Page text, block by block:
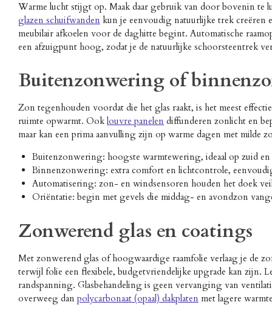
Warme lucht stijgt op. Maak daar gebruik van door bovenin te
glazen schuifwanden kun je eenvoudig natuurlijke trek creëren
meubilair afkoelen voor de daghitte begint. Automatische
een afzuigpunt hoog, zodat je de natuurlijke schoorsteentrek
Buitenzonwering of
Zon tegenhouden voordat die het glas raakt, is het meest
ruimte opwarmt. Ook louvre panelen diffunderen zonlicht en
maar kan een prima aanvulling zijn op warme dagen met
Buitenzonwering: hoogste warmtewering, ideaal op zuid en
Binnenzonwering: extra comfort en lichtcontrole,
Automatisering: zon- en windsensoren houden het doek
Oriëntatie: begin met gevels die middag- en avondzon
Zonwerend glas en coatings
Met zonwerend glas of hoogwaardige raamfolie verlaag je de
terwijl folie een flexibele, budgetvriendelijke upgrade kan zijn.
randspanning. Glasbehandeling is geen vervanging van
overweeg dan polycarbonaat (opaal) dakplaten met lagere